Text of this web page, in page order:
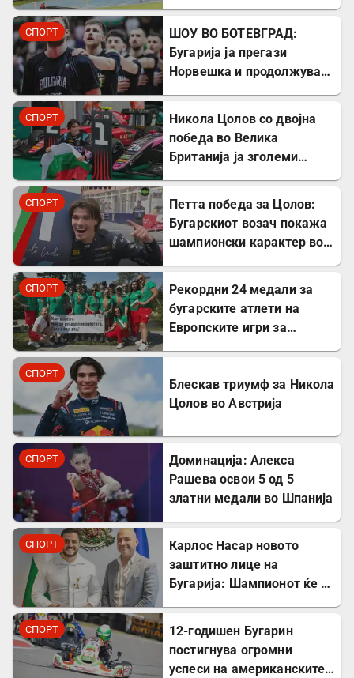
СПОРТ
ШОУ ВО БОТЕВГРАД:
Бугарија ја прегази
Норвешка и продолжува
СПОРТ
Никола Цолов со двојна
победа во Велика
Британија ја зголеми
СПОРТ
Петта победа за Цолов:
Бугарскиот возач покажа
шампионски карактер во
СПОРТ
Рекордни 24 медали за
бугарските атлети на
Европските игри за
СПОРТ
Блескав триумф за Никола
Цолов во Австрија
СПОРТ
Доминација: Алекса
Рашева освои 5 од 5
златни медали во Шпанија
СПОРТ
Карлос Насар новото
заштитно лице на
Бугарија: Шампионот ќе го
СПОРТ
12-годишен Бугарин
постигнува огромни
успеси на американските